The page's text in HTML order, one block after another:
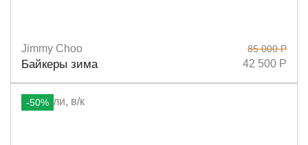
Размеры
Jimmy Choo
Байкеры зима
85 000 Р
42 500 Р
-50%